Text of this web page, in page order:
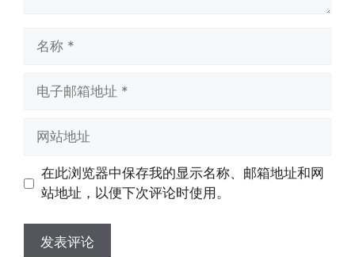
址
址
在此浏览器中保存我的显示名称、邮箱地址和网
站地址，以便下次评论时使用。